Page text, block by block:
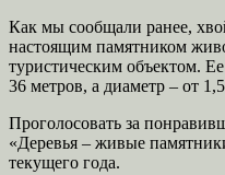
Как мы сообщали ранее,
настоящим памятником
туристическим объектом.
36 метров, а диаметр – от
Проголосовать за
«Деревья – живые
текущего года.